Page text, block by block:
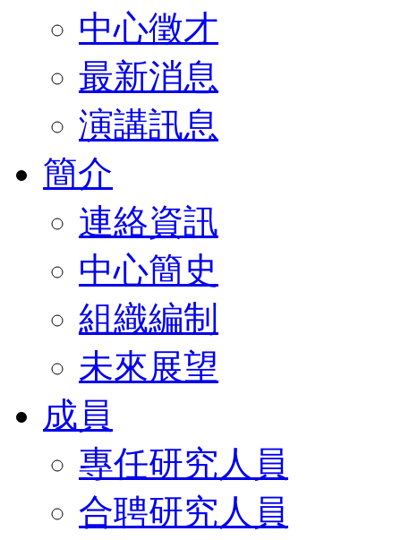
中心徵才
最新消息
演講訊息
簡介
連絡資訊
中心簡史
組織編制
未來展望
成員
專任研究人員
合聘研究人員